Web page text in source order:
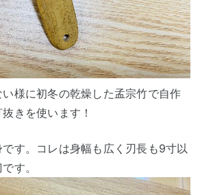
様に初冬の乾燥した孟宗竹で自作
きを使います！
す。コレは身幅も広く刃長も9寸以
す。